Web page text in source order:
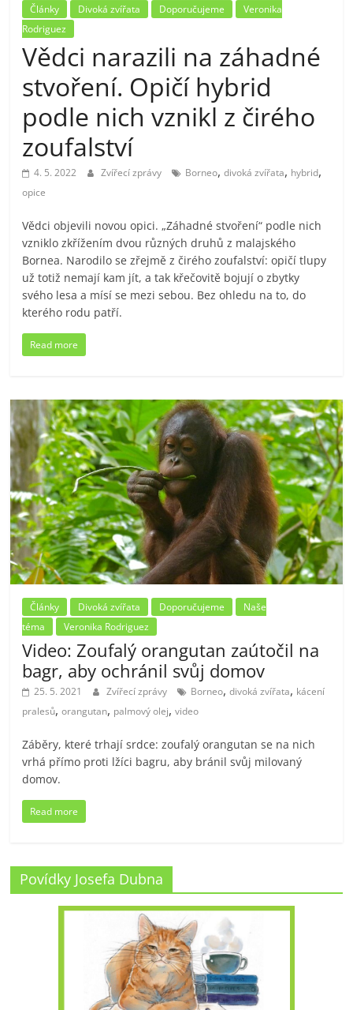
Články Divoká zvířata Doporučujeme
Veronika
Rodriguez
Vědci narazili na záhadné
stvoření. Opičí hybrid
podle nich vznikl z čirého
zoufalství
4. 5. 2022 Zvířecí zprávy Borneo,divoká zvířata, hybrid,
opice
Vědci objevili novou opici. „Záhadné stvoření“ podle nich
vzniklo zkřížením dvou různých druhů z malajského
Bornea. Narodilo se zřejmě z čirého zoufalství: opičí tlupy
už totiž nemají kam jít, a tak křečovitě bojují o zbytky
svého lesa a mísí se mezi sebou. Bez ohledu na to, do
kterého rodu patří.
Read more
Články Divoká zvířata Doporučujeme
Naše
téma
Veronika Rodriguez
Video: Zoufalý orangutan zaútočil na
bagr, aby ochránil svůj domov
25. 5. 2021 Zvířecí zprávy Borneo,divoká zvířata, kácení
pralesů,orangutan, palmový olej,video
Záběry, které trhají srdce: zoufalý orangutan se na nich
vrhá přímo proti lžíci bagru, aby bránil svůj milovaný
domov.
Read more
Povídky Josefa Dubna